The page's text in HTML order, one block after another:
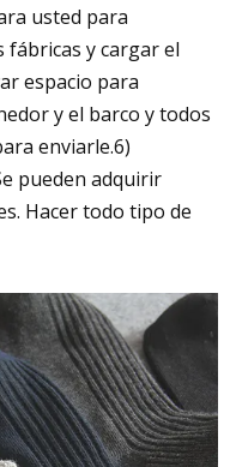
usted para
fábricas y cargar el
espacio para
y el barco y todos
enviarle.6)
pueden adquirir
Hacer todo tipo de